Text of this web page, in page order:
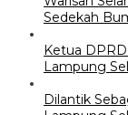
Sedekah
Ketua
Lampung
Dilantik